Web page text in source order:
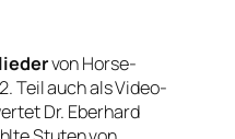
von Horse-
Teil auch als Video-
Dr. Eberhard